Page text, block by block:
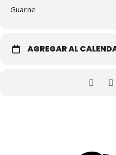
Guarne
AGREGAR AL